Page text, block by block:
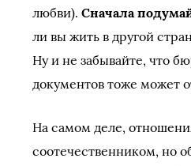
любви).Сначала
ли вы жить в другой
Ну и не забывайте, что
документов тоже может
На самом деле,
соотечественником, но